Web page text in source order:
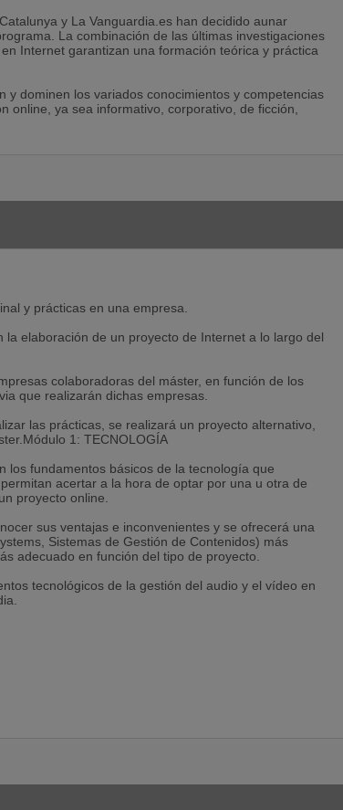
y La Vanguardia.es han decidido aunar
La combinación de las últimas investigaciones
Internet garantizan una formación teórica y práctica
y dominen los variados conocimientos y competencias
online, ya sea informativo, corporativo, de ficción,
y prácticas en una empresa.
elaboración de un proyecto de Internet a lo largo del
colaboradoras del máster, en función de los
que realizarán dichas empresas.
las prácticas, se realizará un proyecto alternativo,
1: TECNOLOGÍA
los fundamentos básicos de la tecnología que
acertar a la hora de optar por una u otra de
proyecto online.
sus ventajas e inconvenientes y se ofrecerá una
Sistemas de Gestión de Contenidos) más
adecuado en función del tipo de proyecto.
tecnológicos de la gestión del audio y el vídeo en
modelos de negocio que existen en internet.